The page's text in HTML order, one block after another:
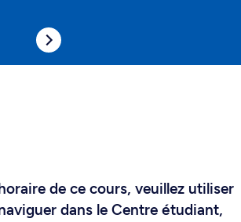
de ce cours, veuillez utiliser
dans le Centre étudiant,